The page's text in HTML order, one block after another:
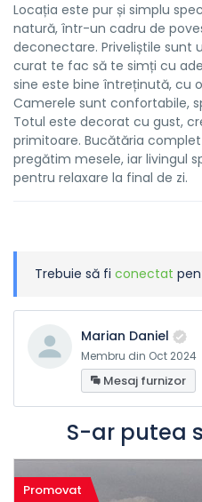
Locația este pur și simplu
natură, într-un cadru de
deconectare. Priveliștile sunt
curat te fac să te simți cu
sine este bine întreținută, cu
Camerele sunt confortabile,
Totul este decorat cu gust,
primitoare. Bucătăria
pregătim mesele, iar livingul
pentru relaxare la final de zi.
Trebuie să fi conectat
Marian Daniel
Membru din Oct 2024
Mesaj furnizor
S-ar putea
Promovat